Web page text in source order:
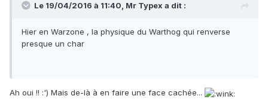
Le 19/04/2016 à 11:40, Mr Typex a dit :
Hier en Warzone , la physique du Warthog qui renverse
presque un char
Ah oui !! :') Mais de-là à en faire une face cachée...